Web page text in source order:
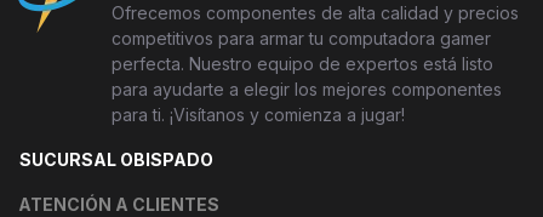
Ofrecemos componentes de alta calidad y precios
competitivos para armar tu computadora gamer
perfecta. Nuestro equipo de expertos está listo
para ayudarte a elegir los mejores componentes
para ti. ¡Visítanos y comienza a jugar!
SUCURSAL OBISPADO
ATENCIÓN A CLIENTES